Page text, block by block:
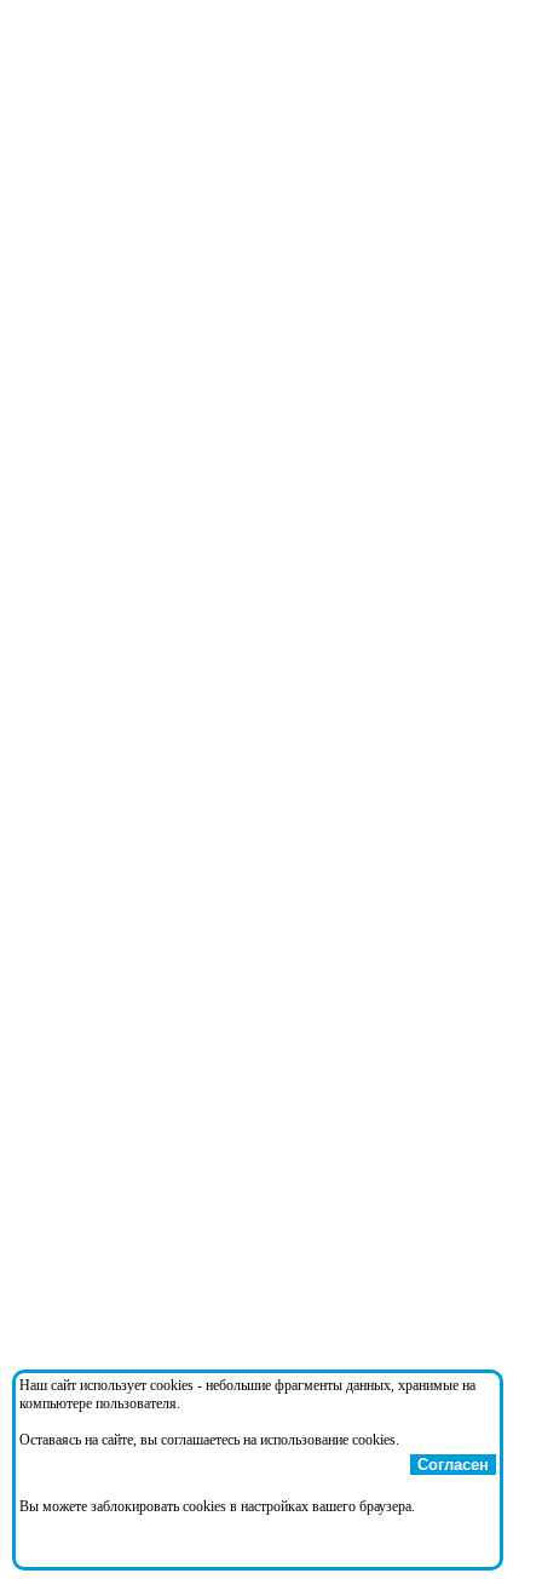
Наш сайт использует cookies - небольшие фрагменты данных, хранимые на
компьютере пользователя.
Оставаясь на сайте, вы соглашаетесь на использование cookies.
Согласен
Вы можете заблокировать cookies в настройках вашего браузера.